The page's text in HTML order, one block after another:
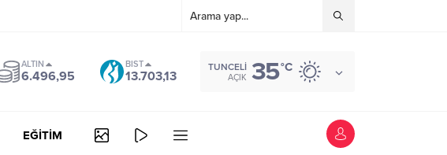
ALTIN
6.496,95
BIST
13.703,13
TUNCELI
AÇIK 35°C
EĞİTİM